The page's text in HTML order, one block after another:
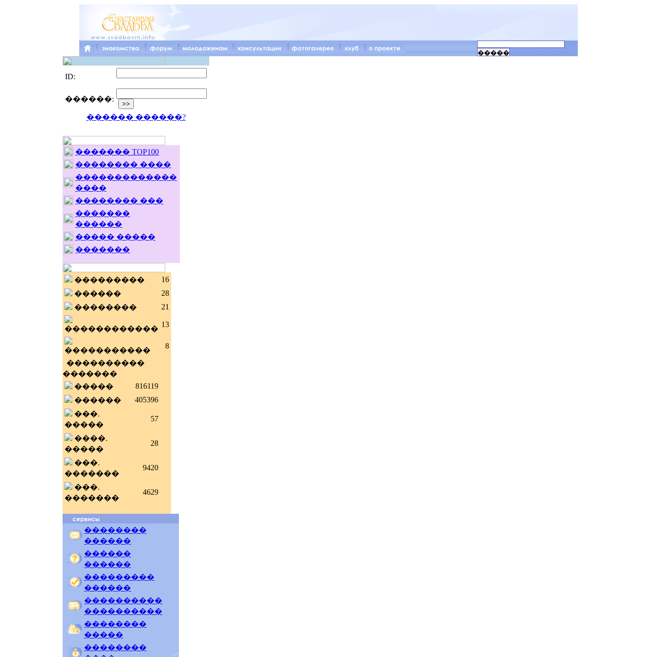
ID:
������:
������ ������?
������� TOP100
�������� ����
�������������
����
�������� ���
�������
������
����� �����
�������
���������
16
������
28
��������
21
������������
13
�����������
8
����������
�������
�����
816119
������
405396
���.
�����
57
����.
�����
28
���.
�������
9420
���.
�������
4629
��������
������
������
������
���������
������
����������
����������
��������
�����
��������